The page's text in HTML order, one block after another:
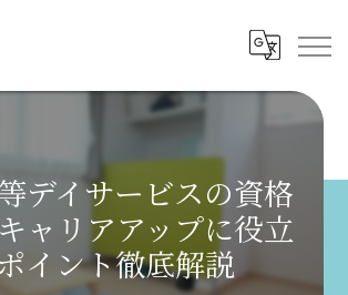
デイサービスの資格
ャリアアップに役立
イント徹底解説